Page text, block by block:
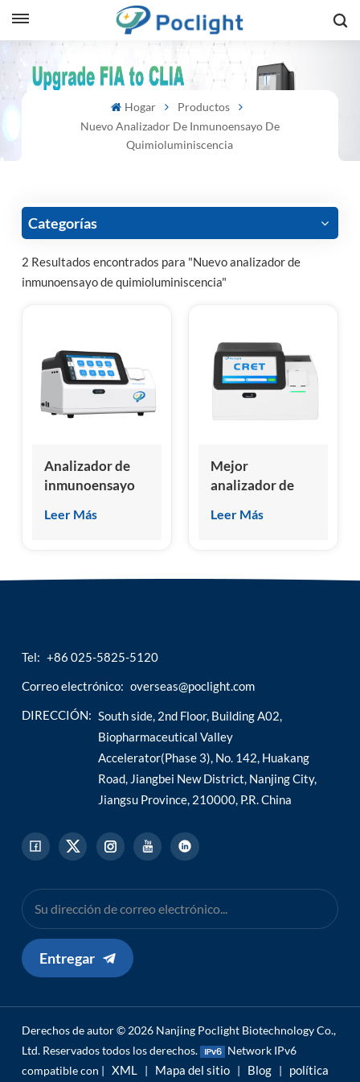
Hogar
Productos
Nuevo Analizador De Inmunoensayo De
Quimioluminiscencia
Categorías
2 Resultados encontrados para "Nuevo analizador de
inmunoensayo de quimioluminiscencia"
Analizador de
inmunoensayo
quimioluminiscencia
diseño
Leer Más
Mejor
analizador de
en 2024
inmunoensayo
Leer Más
Tel: +86 025-5825-5120
Correo electrónico: overseas@poclight.com
DIRECCIÓN: South side, 2nd Floor, Building A02,
Biopharmaceutical Valley
Accelerator(Phase 3), No. 142, Huakang
Road, Jiangbei New District, Nanjing City,
Jiangsu Province, 210000, P.R. China
Entregar
Derechos de autor © 2026 Nanjing Poclight Biotechnology Co.,
Ltd. Reservados todos los derechos.
Network IPv6
compatible con | XML | Mapa del sitio | Blog | política